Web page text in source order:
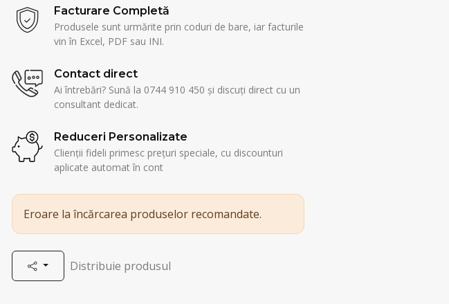
Facturare Completă
Produsele sunt urmărite prin coduri de bare, iar facturile
vin în Excel, PDF sau INI.
Contact direct
Ai întrebări? Sună la 0744 910 450 și discuți direct cu un
consultant dedicat.
Reduceri Personalizate
Clienții fideli primesc prețuri speciale, cu discounturi
aplicate automat în cont
Eroare la încărcarea produselor recomandate.
Distribuie produsul